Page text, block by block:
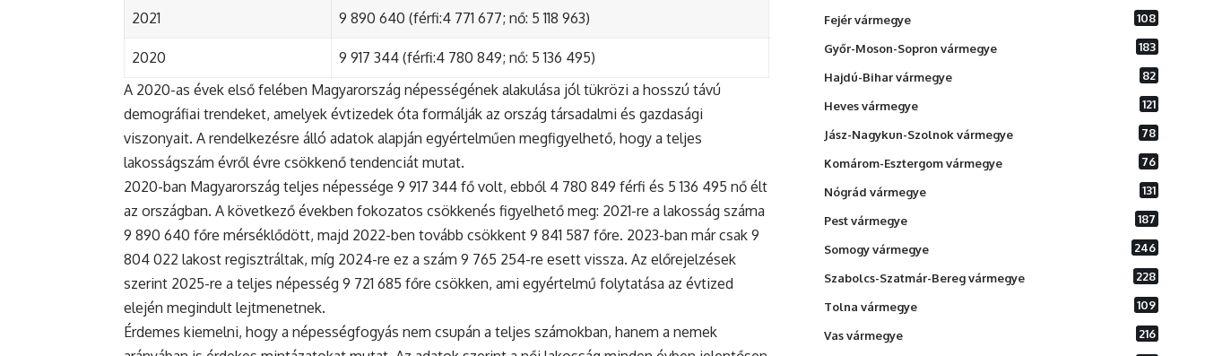
2021 9 890 640 (férfi:4 771 677; nő: 5 118 963)
2020
9 917 344 (férfi:4 780 849; nő: 5 136 495)
A 2020-as évek első felében Magyarország népességének alakulása jól tükrözi a hosszú távú
demográfiai trendeket, amelyek évtizedek óta formálják az ország társadalmi és gazdasági
viszonyait. A rendelkezésre álló adatok alapján egyértelműen megfigyelhető, hogy a teljes
lakosságszám évről évre csökkenő tendenciát mutat.
2020-ban Magyarország teljes népessége 9 917 344 fő volt, ebből 4 780 849 férfi és 5 136 495 nő élt
az országban. A következő években fokozatos csökkenés figyelhető meg: 2021-re a lakosság száma
9 890 640 főre mérséklődött, majd 2022-ben tovább csökkent 9 841 587 főre. 2023-ban már csak 9
804 022 lakost regisztráltak, míg 2024-re ez a szám 9 765 254-re esett vissza. Az előrejelzések
szerint 2025-re a teljes népesség 9 721 685 főre csökken, ami egyértelmű folytatása az évtized
elején megindult lejtmenetnek.
Érdemes kiemelni, hogy a népességfogyás nem csupán a teljes számokban, hanem a nemek
Fejér vármegye 108
Győr-Moson-Sopron vármegye 183
Hajdú-Bihar vármegye 82
Heves vármegye 121
Jász-Nagykun-Szolnok vármegye 78
Komárom-Esztergom vármegye 76
Nógrád vármegye 131
Pest vármegye 187
Somogy vármegye 246
Szabolcs-Szatmár-Bereg vármegye 228
Tolna vármegye 109
Vas vármegye 216